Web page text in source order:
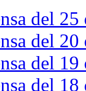
del
del
del
del